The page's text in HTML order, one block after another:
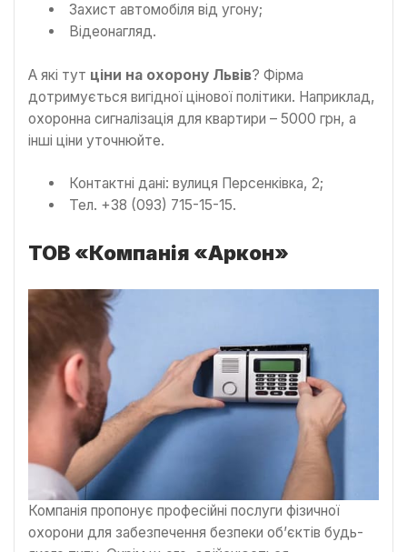
Захист автомобіля від угону;
Відеонагляд.
А які тут ціни на охорону Львів? Фірма
дотримується вигідної цінової політики. Наприклад,
охоронна сигналізація для квартири – 5000 грн, а
інші ціни уточнюйте.
Контактні дані: вулиця Персенківка, 2;
Тел. +38 (093) 715-15-15.
ТОВ «Компанія «Аркон»
Компанія пропонує професійні послуги фізичної
охорони для забезпечення безпеки об’єктів будь-